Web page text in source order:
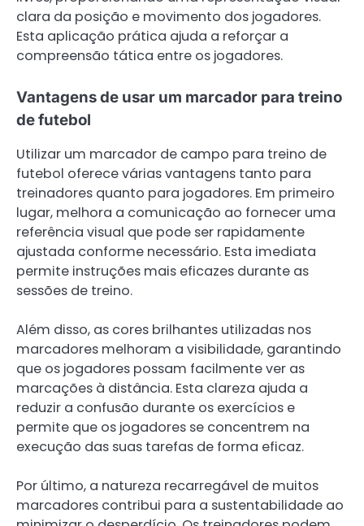
clara da posição e movimento dos jogadores.
Esta aplicação prática ajuda a reforçar a
compreensão tática entre os jogadores.
Vantagens de usar um marcador para treino
de futebol
Utilizar um marcador de campo para treino de
futebol oferece várias vantagens tanto para
treinadores quanto para jogadores. Em primeiro
lugar, melhora a comunicação ao fornecer uma
referência visual que pode ser rapidamente
ajustada conforme necessário. Esta imediata
permite instruções mais eficazes durante as
sessões de treino.
Além disso, as cores brilhantes utilizadas nos
marcadores melhoram a visibilidade, garantindo
que os jogadores possam facilmente ver as
marcações à distância. Esta clareza ajuda a
reduzir a confusão durante os exercícios e
permite que os jogadores se concentrem na
execução das suas tarefas de forma eficaz.
Por último, a natureza recarregável de muitos
marcadores contribui para a sustentabilidade ao